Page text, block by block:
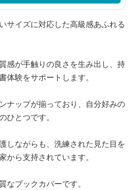
サイズに対応した高級感あふれる
感が手触りの良さを生み出し、持
体験をサポートします。
ナップが揃っており、自分好みの
ひとつです。
しながらも、洗練された見た目を
から支持されています。
なブックカバーです。